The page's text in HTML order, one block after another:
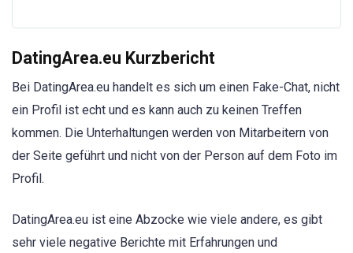
DatingArea.eu Kurzbericht
Bei DatingArea.eu handelt es sich um einen Fake-Chat, nicht
ein Profil ist echt und es kann auch zu keinen Treffen
kommen. Die Unterhaltungen werden von Mitarbeitern von
der Seite geführt und nicht von der Person auf dem Foto im
Profil.
DatingArea.eu ist eine Abzocke wie viele andere, es gibt
sehr viele negative Berichte mit Erfahrungen und